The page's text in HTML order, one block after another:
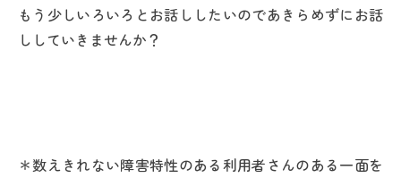
もう少しいろいろとお話ししたいのであきらめずにお話
ししていきませんか？
＊数えきれない障害特性のある利用者さんのある一面を